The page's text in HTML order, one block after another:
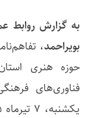
به گزارش روابط‌
بویراحمد،
حوزه هنری
فناوری‌های